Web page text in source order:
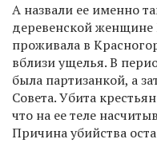
А назвали ее именно
деревенской женщине
проживала в
вблизи ущелья. В
была партизанкой, а
Совета. Убита
что на ее теле
Причина убийства